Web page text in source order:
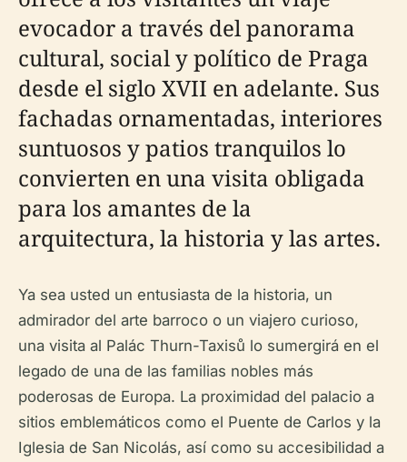
evocador a través del panorama
cultural, social y político de Praga
desde el siglo XVII en adelante. Sus
fachadas ornamentadas, interiores
suntuosos y patios tranquilos lo
convierten en una visita obligada
para los amantes de la
arquitectura, la historia y las artes.
Ya sea usted un entusiasta de la historia, un
admirador del arte barroco o un viajero curioso,
una visita al Palác Thurn-Taxisů lo sumergirá en el
legado de una de las familias nobles más
poderosas de Europa. La proximidad del palacio a
sitios emblemáticos como el Puente de Carlos y la
Iglesia de San Nicolás, así como su accesibilidad a